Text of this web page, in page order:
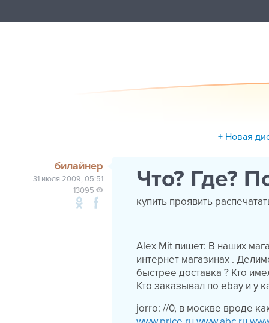
+ Новая
билайнер
31 июля 2009, 05:51
13095
Что? Где?
купить проявить
Alex Mit пишет: В наших
интернет магазинах .
быстрее доставка ? Кто
Кто заказывал по ebay и у
jorro: //0, в москве вроде